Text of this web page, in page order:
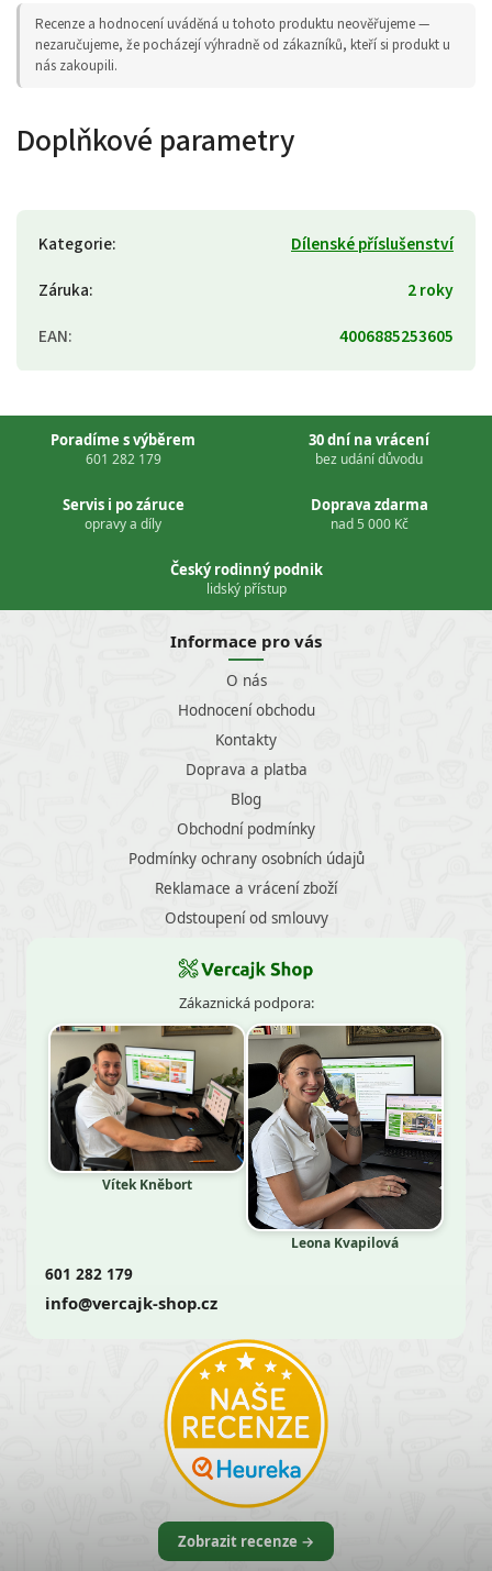
Recenze a hodnocení uváděná u tohoto produktu neověřujeme —
nezaručujeme, že pocházejí výhradně od zákazníků, kteří si produkt u
nás zakoupili.
Doplňkové parametry
Kategorie:
Dílenské příslušenství
Záruka:
2 roky
EAN: 4006885253605
Poradíme s výběrem
601 282 179
30 dní na vrácení
bez udání důvodu
Servis i po záruce
opravy a díly
Doprava zdarma
nad 5 000 Kč
Český rodinný podnik
lidský přístup
Informace pro vás
O nás
Hodnocení obchodu
Kontakty
Doprava a platba
Blog
Obchodní podmínky
Podmínky ochrany osobních údajů
Reklamace a vrácení zboží
Odstoupení od smlouvy
Zákaznická podpora:
Vítek Kněbort
Leona Kvapilová
601 282 179
info@vercajk-shop.cz
Zobrazit recenze →